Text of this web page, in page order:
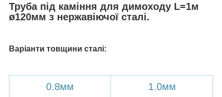
Труба під каміння для димоходу L=1м
ø120мм з нержавіючої сталі.
Варіанти товщини сталі:
0.8мм 1.0мм